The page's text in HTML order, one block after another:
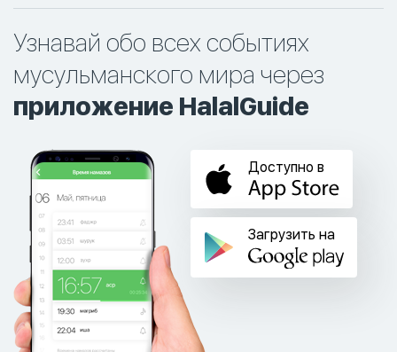
Узнавай обо всех событиях
мусульманского мира через
приложение HalalGuide
Доступно в
Загрузить на